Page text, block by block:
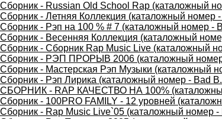
Сборник - Russian Old School Rap (каталожный
Сборник - Летняя Коллекция (каталожный номер
Сборник - Рэп на 100 % # 7 (каталожный номер -
Сборник - Весенняя Коллекция (каталожный
Сборник - Сборник Rap Music Live (каталожный
Сборник - РЭП ПРОРЫВ 2006 (каталожный номер
Сборник - Мастерская Рэп Музыки (каталожный
Сборник - Рэп Лирика (каталожный номер - Bad
СБОРНИК - RAP КАЧЕСТВО НА 100%
Сборник - 100PRO FAMILY - 12 уровней
Сборник - Rap Music Live`05 (каталожный номер -